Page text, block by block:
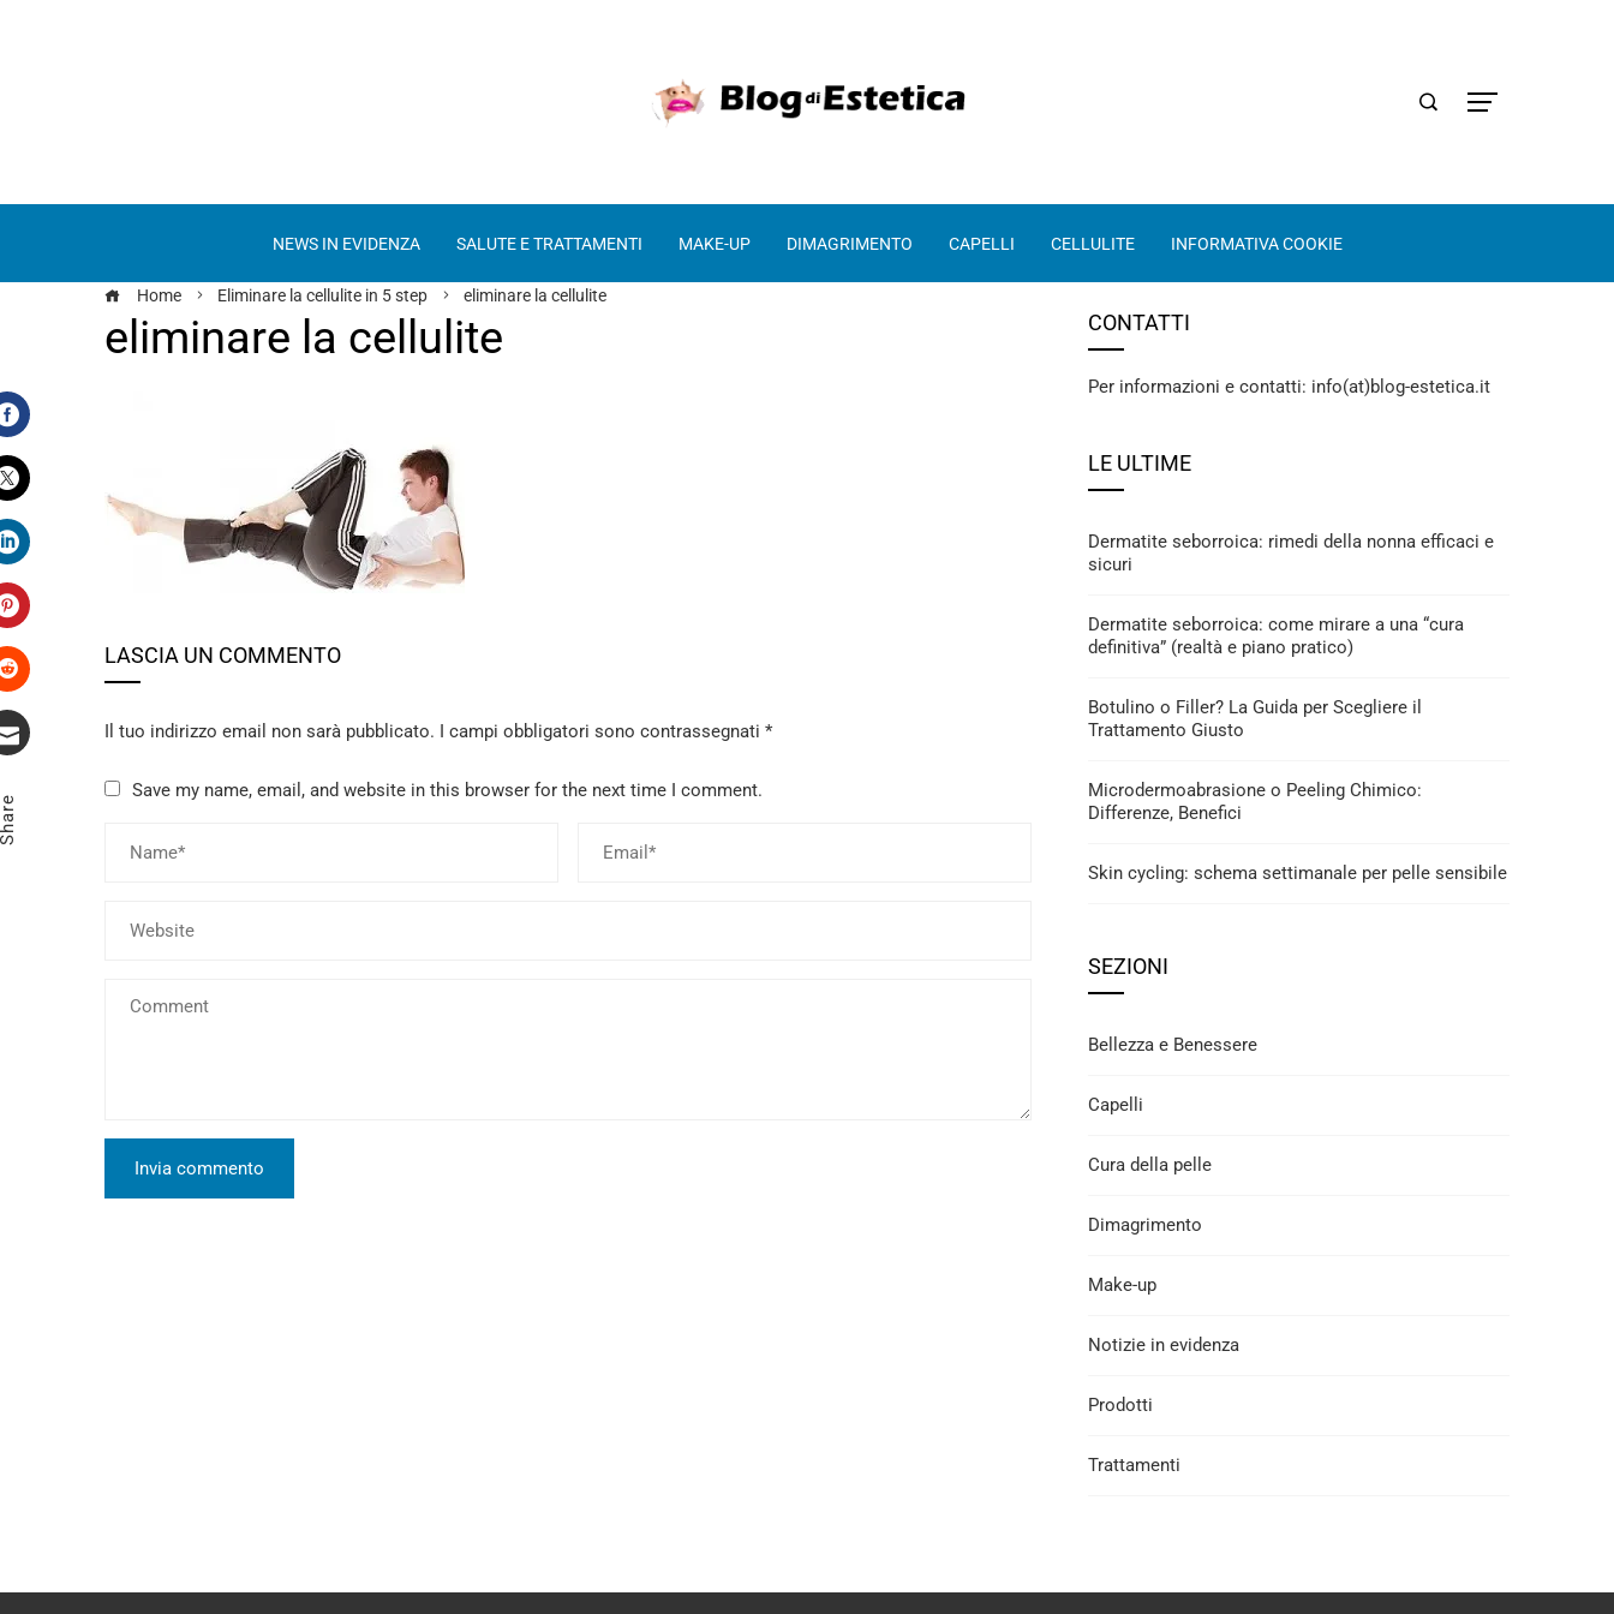
NEWS IN EVIDENZA SALUTE E TRATTAMENTI MAKE-UP DIMAGRIMENTO CAPELLI CELLULITE INFORMATIVA COOKIE
Home Eliminare la cellulite in 5 step eliminare la cellulite
eliminare la cellulite
Facebook
Twitter
LinkedIn
Pinterest
Stumbleupon
LASCIA UN COMMENTO
Il tuo indirizzo email non sarà pubblicato. I campi obbligatori sono contrassegnati *
Save my name, email, and website in this browser for the next time I comment.
CONTATTI
Per informazioni e contatti: info(at)blog-estetica.it
LE ULTIME
Dermatite seborroica: rimedi della nonna efficaci e
sicuri
Dermatite seborroica: come mirare a una “cura
definitiva” (realtà e piano pratico)
Botulino o Filler? La Guida per Scegliere il
Trattamento Giusto
Microdermoabrasione o Peeling Chimico:
Differenze, Benefici
Skin cycling: schema settimanale per pelle sensibile
SEZIONI
Bellezza e Benessere
Capelli
Cura della pelle
Dimagrimento
Make-up
Notizie in evidenza
Prodotti
Trattamenti